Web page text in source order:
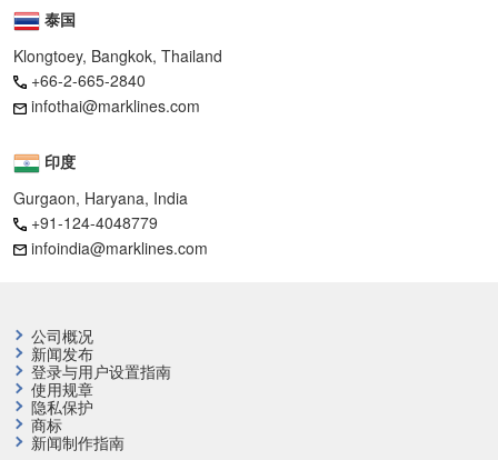
泰国
Klongtoey, Bangkok, Thailand
+66-2-665-2840
infothai@marklines.com
印度
Gurgaon, Haryana, India
+91-124-4048779
infoindia@marklines.com
公司概况
新闻发布
登录与用户设置指南
使用规章
隐私保护
商标
新闻制作指南